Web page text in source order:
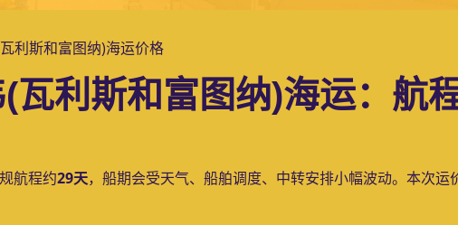
利斯和富图纳)海运价格
瓦利斯和富图纳)海运：航
航程约29天，船期会受天气、船舶调度、中转安排小幅波动。本次运